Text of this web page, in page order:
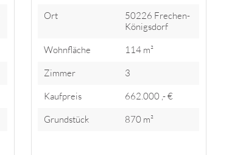
Ort
50226 Frechen-
Königsdorf
Wohnfläche
114 m²
Zimmer
3
Kaufpreis
662.000 ,- €
Grundstück
870 m²